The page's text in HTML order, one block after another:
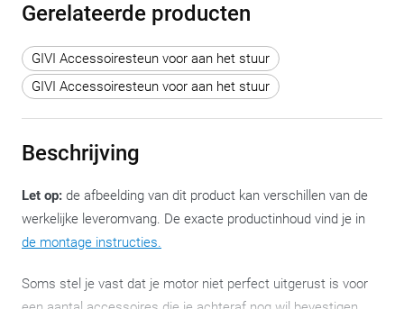
Gerelateerde producten
GIVI Accessoiresteun voor aan het stuur
GIVI Accessoiresteun voor aan het stuur
Beschrijving
Let op: de afbeelding van dit product kan verschillen van de
werkelijke leveromvang. De exacte productinhoud vind je in
de montage instructies.
Soms stel je vast dat je motor niet perfect uitgerust is voor